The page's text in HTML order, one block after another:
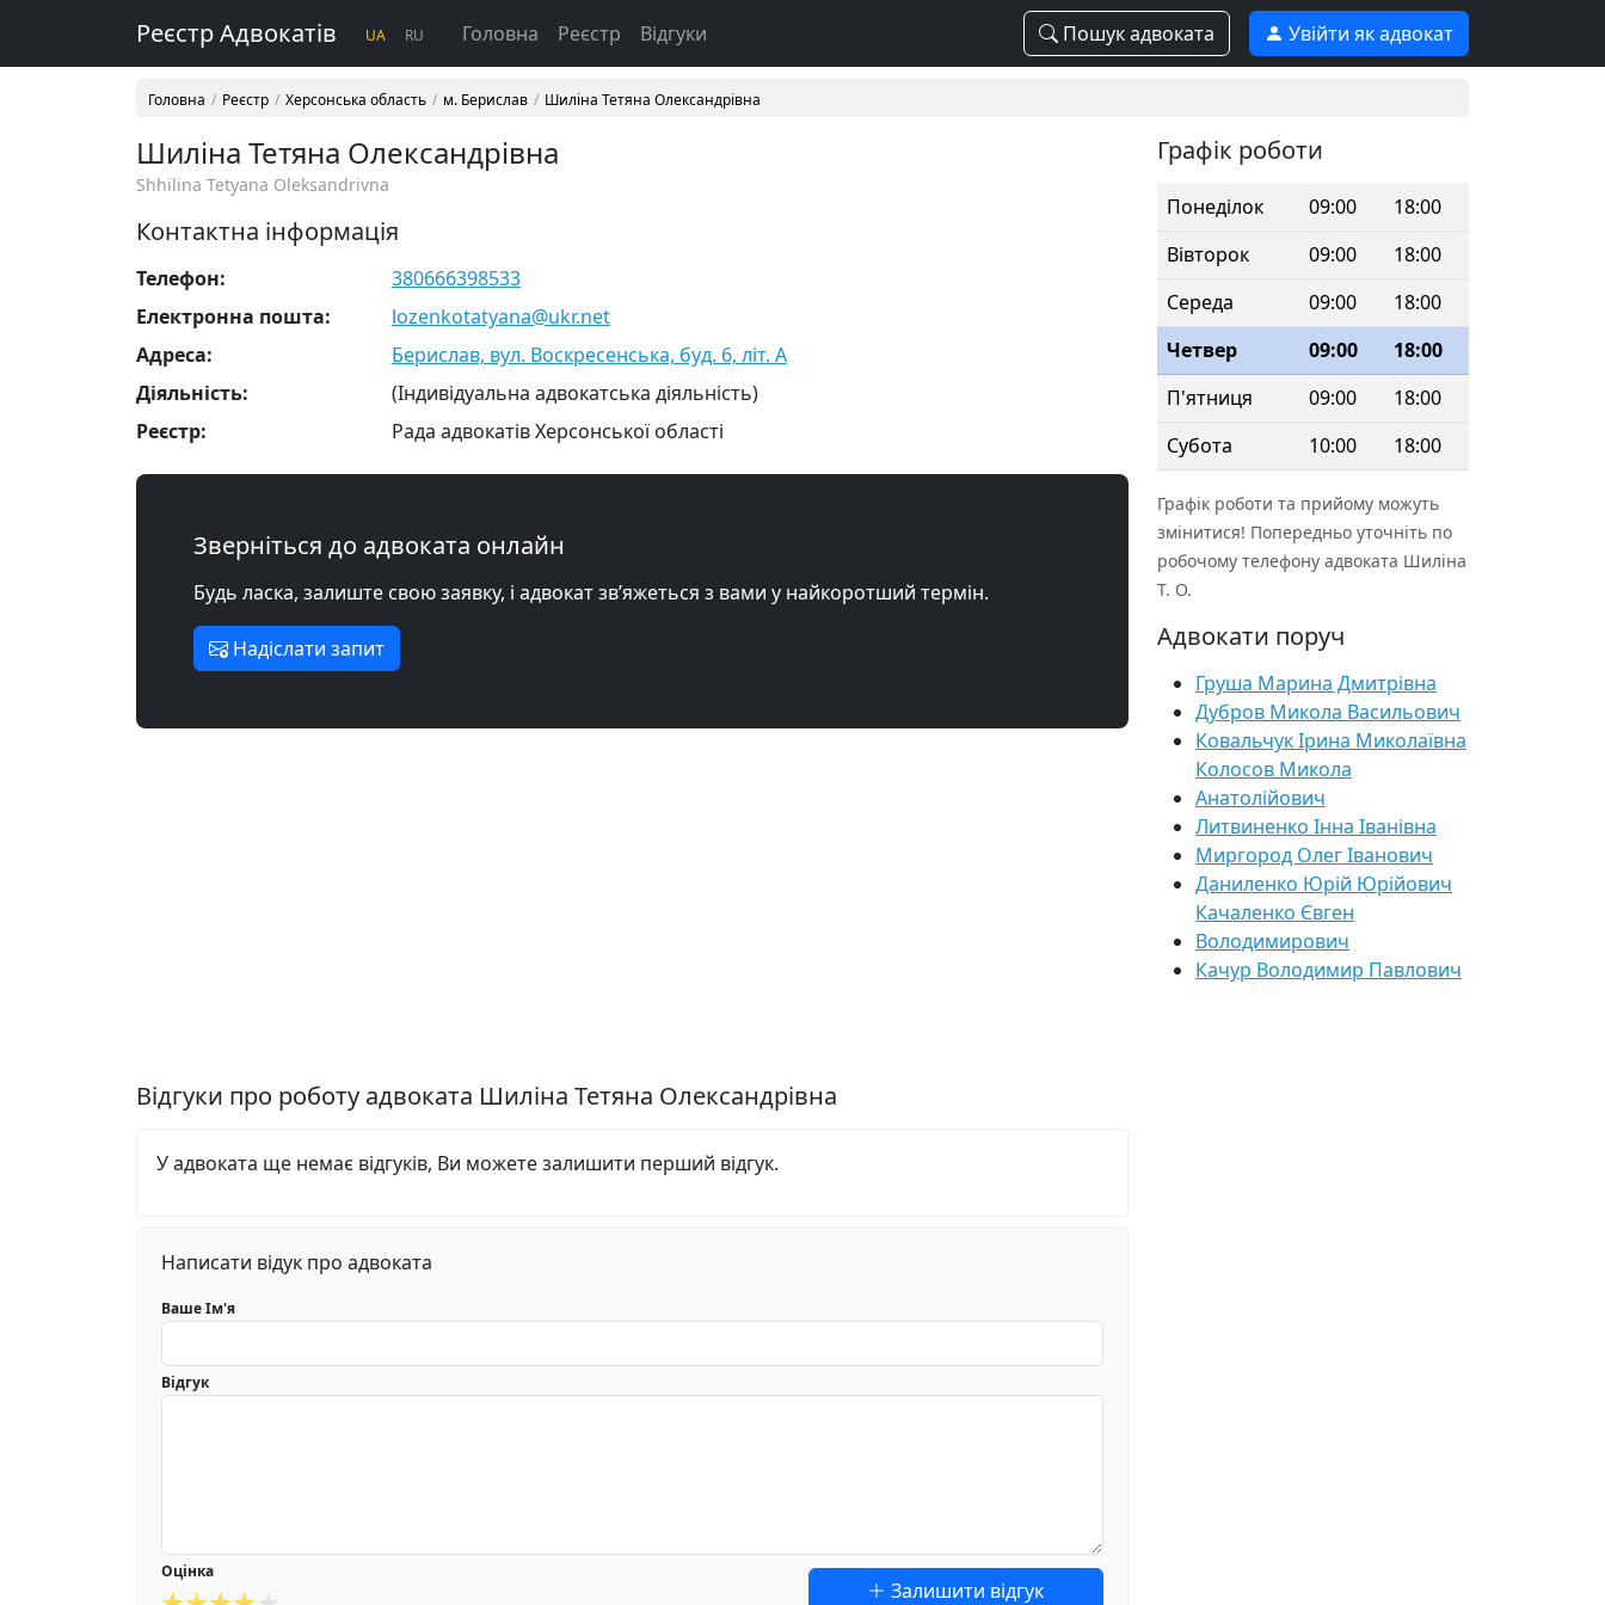
Реєстр Адвокатів UA RU Головна Реєстр Відгуки Пошук адвоката Увійти як адвокат
Головна Реєстр Херсонська область м. Берислав Шиліна Тетяна Олександрівна
Шиліна Тетяна Олександрівна
Shhilina Tetyana Oleksandrivna
Контактна інформація
Телефон:
380666398533
Електронна пошта:
lozenkotatyana@ukr.net
Адреса:
Берислав, вул. Воскресенська, буд. 6, літ. А
Діяльність:
(Індивідуальна адвокатська діяльність)
Реєстр:
Рада адвокатів Херсонської області
Зверніться до адвоката онлайн
Будь ласка, залиште свою заявку, і адвокат зв’яжеться з вами у найкоротший термін.
Надіслати запит
Відгуки про роботу адвоката Шиліна Тетяна Олександрівна
У адвоката ще немає відгуків, Ви можете залишити перший відгук.
Написати відук про адвоката
Ваше Ім'я
Відгук
Оцінка
Залишити відгук
Графік роботи
Понеділок 09:00
18:00
Вівторок
09:00
18:00
Середа
09:00
18:00
Четвер
09:00
18:00
П'ятниця
09:00
18:00
Субота
10:00 18:00
Графік роботи та прийому можуть
змінитися! Попередньо уточніть по
робочому телефону адвоката Шиліна
Т. О.
Адвокати поруч
Груша Марина Дмитрівна
Дубров Микола Васильович
Ковальчук Ірина Миколаївна
Колосов Микола
Анатолійович
Литвиненко Інна Іванівна
Миргород Олег Іванович
Даниленко Юрій Юрійович
Качаленко Євген
Володимирович
Качур Володимир Павлович